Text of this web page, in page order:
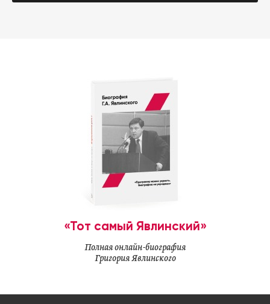
«Тот самый Явлинский»
Полная онлайн-биография
Григория Явлинского